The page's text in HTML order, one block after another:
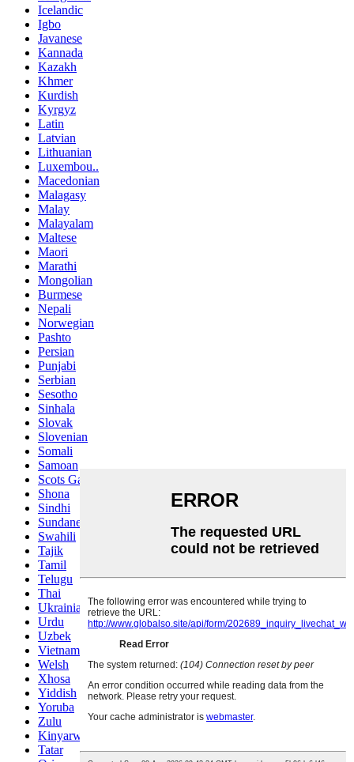
Icelandic
Igbo
Javanese
Kannada
Kazakh
Khmer
Kurdish
Kyrgyz
Latin
Latvian
Lithuanian
Luxembou..
Macedonian
Malagasy
Malay
Malayalam
Maltese
Maori
Marathi
Mongolian
Burmese
Nepali
Norwegian
Pashto
Persian
Punjabi
Serbian
Sesotho
Sinhala
Slovak
Slovenian
Somali
Samoan
Scots Gaelic
Shona
Sindhi
Sundanese
Swahili
Tajik
Tamil
Telugu
Thai
Ukrainian
Urdu
Uzbek
Vietnamese
Welsh
Xhosa
Yiddish
Yoruba
Zulu
Kinyarwanda
Tatar